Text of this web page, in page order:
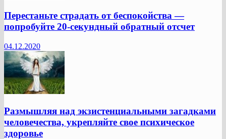
Перестаньте страдать от беспокойства —
попробуйте 20-секундный обратный отсчет
04.12.2020
Размышляя над экзистенциальными загадками
человечества, укрепляйте свое психическое
здоровье